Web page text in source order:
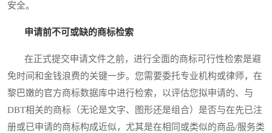
安全。
申请前不可或缺的商标检索
在正式提交申请文件之前，进行全面的商标可行性检索是避
免时间和金钱浪费的关键一步。您需要委托专业机构或律师，在
黎巴嫩的官方商标数据库中进行检索，以评估您拟申请的、与
DBT相关的商标（无论是文字、图形还是组合）是否与在先已注
册或已申请的商标构成近似，尤其是在相同或类似的商品/服务类